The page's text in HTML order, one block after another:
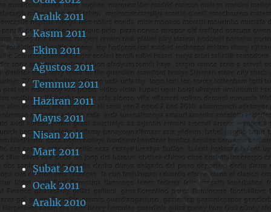
Aralık 2011
Kasım 2011
Ekim 2011
Ağustos 2011
Temmuz 2011
Haziran 2011
Mayıs 2011
Nisan 2011
Mart 2011
Şubat 2011
Ocak 2011
Aralık 2010